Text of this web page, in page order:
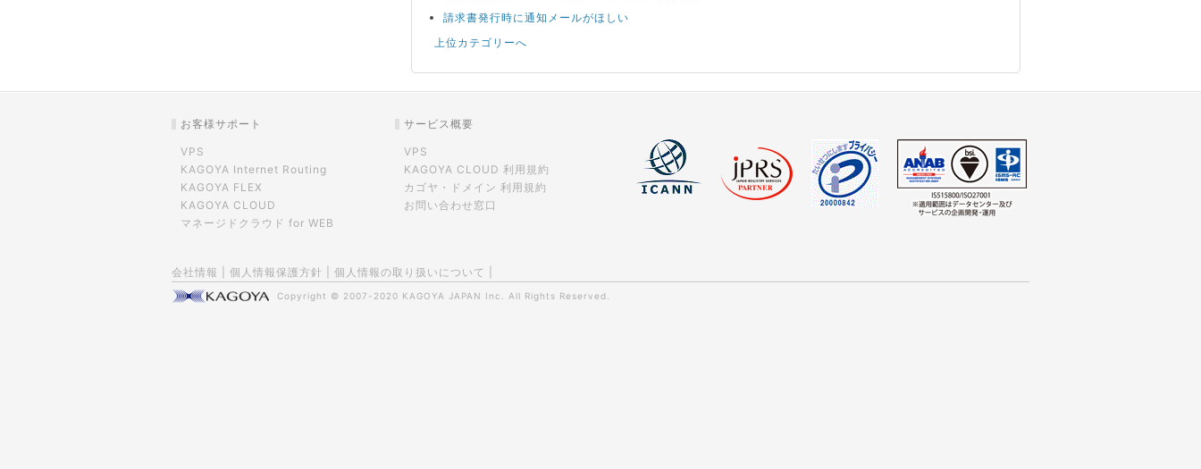
請求書発行時に通知メールがほしい
上位カテゴリーへ
お客様サポート
VPS
KAGOYA Internet Routing
KAGOYA FLEX
KAGOYA CLOUD
マネージドクラウド for WEB
サービス概要
VPS
KAGOYA CLOUD 利用規約
カゴヤ・ドメイン 利用規約
お問い合わせ窓口
会社情報 個人情報保護方針 個人情報の取り扱いについて
Copyright © 2007-2020 KAGOYA JAPAN Inc. All Rights Reserved.